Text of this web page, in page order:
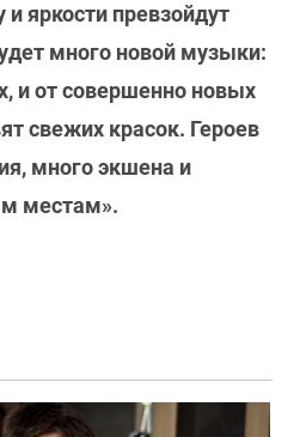
яркости превзойдут
много новой музыки:
и от совершенно новых
свежих красок. Героев
много экшена и
местам».